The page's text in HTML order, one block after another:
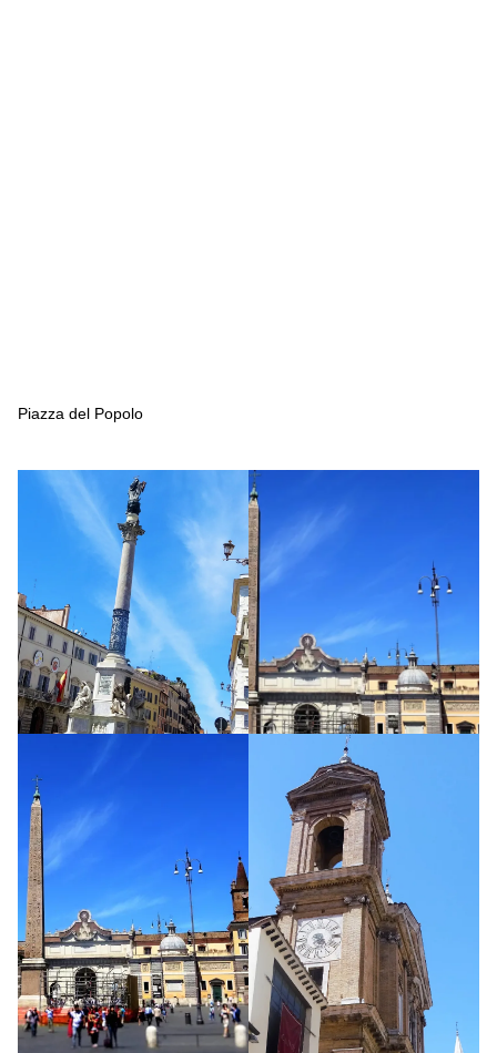
Piazza del Popolo